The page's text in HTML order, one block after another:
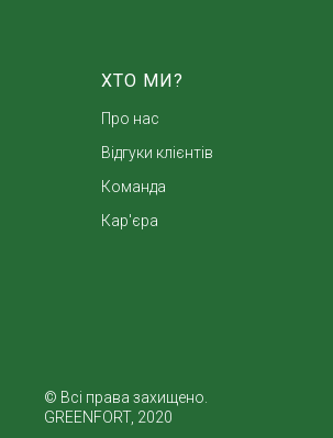
ХТО МИ?
Про нас
Відгуки клієнтів
Команда
Кар'єра
© Всі права захищено.
GREENFORT, 2020